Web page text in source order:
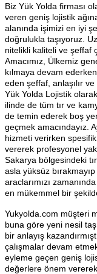
Biz Yük Yolda firması
veren geniş lojistik
alanında işimizi en iyi
doğrulukla taşıyoruz.
nitelikli kaliteli ve şeffaf
Amacımız, Ülkemiz
kılmaya devam ederken
eden şeffaf, anlaşılır
Yük Yolda Lojistik
ilinde de tüm tır ve
de temin ederek boş
geçmek amacındayız.
hizmeti verirken
vererek profesyonel
Sakarya bölgesindeki
asla yüksüz
araclarımızı
en mükemmel bir
Yukyolda.com müşteri
buna göre yeni nesil
bir anlayış
çalışmalar devam
eyleme geçen geniş
değerlere önem